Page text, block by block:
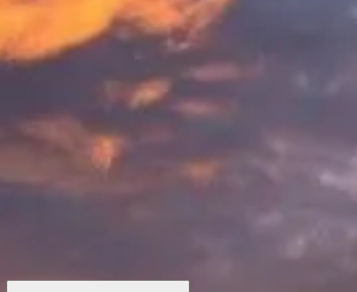
Čeština
Vstupenky
Často kladené otázky (plánování & pohodlí)
Praktické odpovědi: jistota rezervace, ideální načasování, co si vzít,
momenty hodné zastavení, tipy pro rodiny, přístupnost a další pro
klidnou návštěvu Stonehenge.